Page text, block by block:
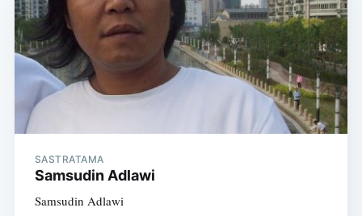
SASTRATAMA
Samsudin Adlawi
Samsudin Adlawi